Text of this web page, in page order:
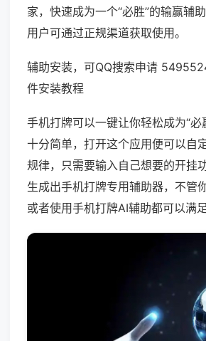
家，快速成为一个“必胜”的输赢辅
用户可通过正规渠道获取使用。
辅助安装，可QQ搜索申请
件安装教程
手机打牌可以一键让你轻松成为“必
十分简单，打开这个应用便可以自
规律，只需要输入自己想要的开挂
生成出手机打牌专用辅助器，不管
或者使用手机打牌AI辅助都可以满足